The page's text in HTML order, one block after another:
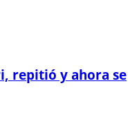
repitió y ahora se